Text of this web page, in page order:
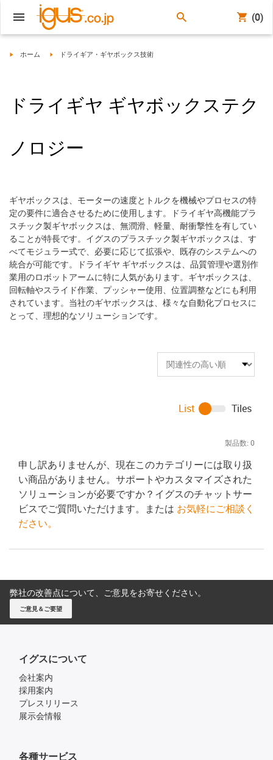
(0)
igus-icon-arrow-right
ホーム igus-icon-arrow-right
ドライギア・ギヤボックス技術
ドライギヤ ギヤボックステク
ノロジー
ギヤボックスは、モーターの速度とトルクを機械やプロセスの特
定の要件に適合させるために使用します。ドライギヤ高機能プラ
スチック製ギヤボックスは、無潤滑、軽量、耐衝撃性を有してい
ることが特長です。イグスのプラスチック製ギヤボックスは、す
べてモジュラー式で、必要に応じて拡張や、既存のシステムへの
統合が可能です。ドライギヤ ギヤボックスは、品質管理や選別作
業用のロボットアームに特に人気があります。ギヤボックスは、
回転軸やスライド作業、プッシャー使用、位置調整などにも利用
されています。当社のギヤボックスは、様々な自動化プロセスに
とって、理想的なソリューションです。
製品数: 0
List Tiles
申し訳ありませんが、現在このカテゴリーには取り扱
い商品がありません。サポートやカスタマイズされた
ソリューションが必要ですか？イグスのチャットサー
ビスでご質問いただけます。または お気軽にご相談く
ださい。
弊社の改善点について、ご意見をお寄せください。
ご意見＆ご要望
イグスについて
会社案内
採用案内
プレスリリース
展示会情報
各種サービス